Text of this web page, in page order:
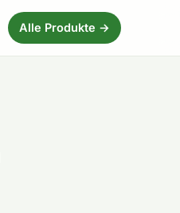
Alle Produkte →